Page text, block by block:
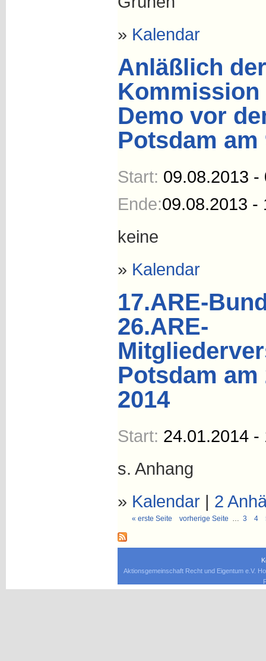
» Kalendar
Anläßlich
Kommission
Demo vor
Potsdam
Start: 09.08.2013 -
Ende:09.08.2013 -
keine
» Kalendar
17.ARE-
26.ARE-
Potsdam am
2014
Start: 24.01.2014 -
s. Anhang
» Kalendar| 2
« erste Seite vorherige Seite 3 4
Aktionsgemeinschaft Recht und Eigentum e.V.